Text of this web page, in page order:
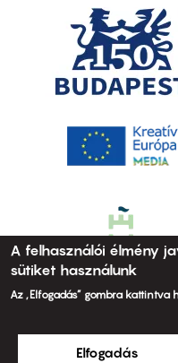
A felhasználói élmény
sütiket használunk
Az „Elfogadás” gombra
Elfogadás